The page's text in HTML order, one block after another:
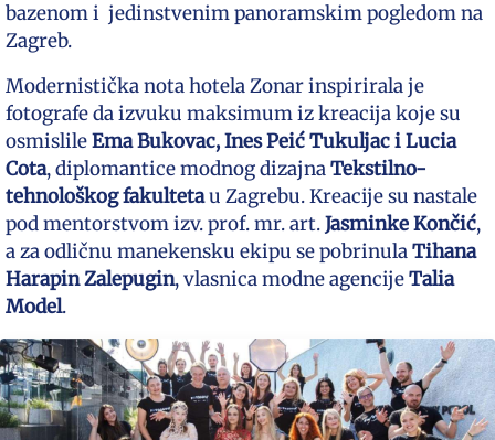
bazenom i jedinstvenim panoramskim pogledom na
Zagreb.
Modernistička nota hotela Zonar inspirirala je
fotografe da izvuku maksimum iz kreacija koje su
osmislileEma Bukovac, Ines Peić Tukuljac i Lucia
Cota, diplomantice modnog dizajnaTekstilno-
tehnološkog fakultetau Zagrebu. Kreacije su nastale
pod mentorstvom izv. prof. mr. art.Jasminke Končić,
a za odličnu manekensku ekipu se pobrinulaTihana
Harapin Zalepugin, vlasnica modne agencijeTalia
Model.